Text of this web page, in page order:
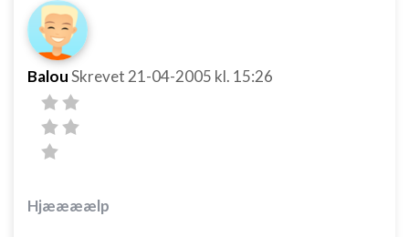
BalouSkrevet 21-04-2005 kl. 15:26
Hjæææælp